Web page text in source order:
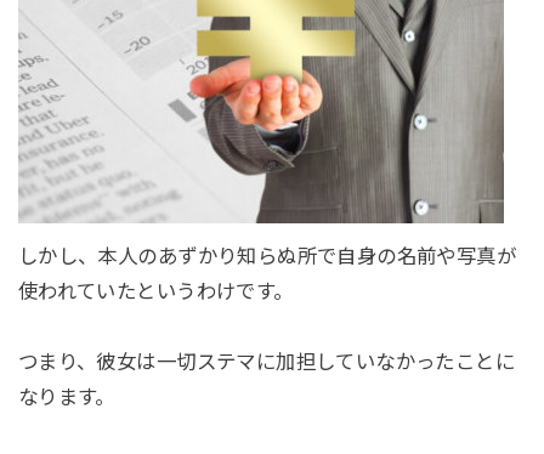
しかし、本人のあずかり知らぬ所で自身の名前や写真が
使われていたというわけです。
つまり、彼女は一切ステマに加担していなかったことに
なります。